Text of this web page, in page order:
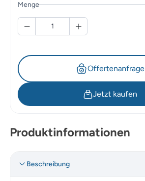
Menge
Offertenanfrage
Jetzt kaufen
Produktinformationen
Beschreibung